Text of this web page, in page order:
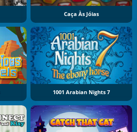
Caça Às Jóias
1001 Arabian Nights 7